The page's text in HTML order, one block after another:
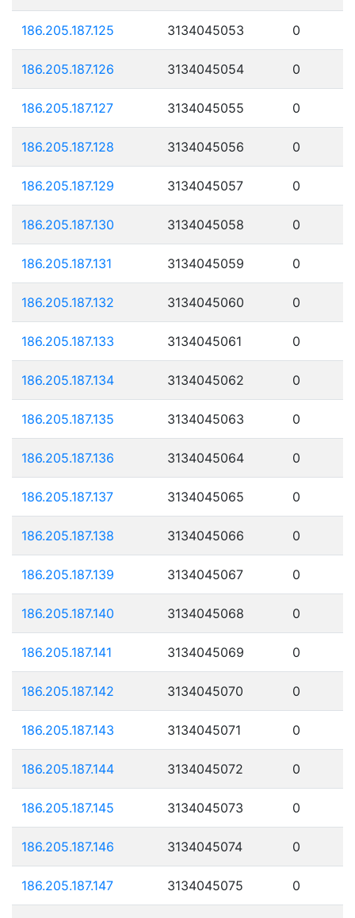
186.205.187.125 3134045053 0
186.205.187.126 3134045054 0
186.205.187.127 3134045055 0
186.205.187.128 3134045056 0
186.205.187.129 3134045057 0
186.205.187.130 3134045058 0
186.205.187.131 3134045059 0
186.205.187.132 3134045060 0
186.205.187.133 3134045061 0
186.205.187.134 3134045062 0
186.205.187.135 3134045063 0
186.205.187.136 3134045064 0
186.205.187.137 3134045065 0
186.205.187.138 3134045066 0
186.205.187.139 3134045067 0
186.205.187.140 3134045068 0
186.205.187.141 3134045069 0
186.205.187.142 3134045070 0
186.205.187.143 3134045071 0
186.205.187.144 3134045072 0
186.205.187.145 3134045073 0
186.205.187.146 3134045074 0
186.205.187.147 3134045075 0